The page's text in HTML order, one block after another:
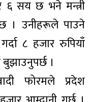
सय छ भने मन्त्री
। उनीहरूले पाउने
८ हजार रुपियाँ
बुझाउनुपर्छ ।
फोरमले प्रदेश